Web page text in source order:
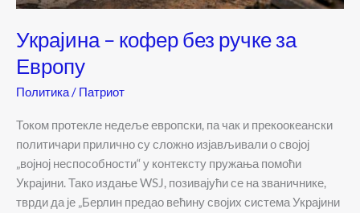
Украјина – кофер без ручке за
Европу
Политика/ Патриот
Током протекле недеље европски, па чак и прекоокеански
политичари прилично су сложно изјављивали о својој
„војној неспособности“ у контексту пружања помоћи
Украјини. Тако издање WSJ, позивајући се на званичнике,
тврди да је „Берлин предао већину својих система Украјини